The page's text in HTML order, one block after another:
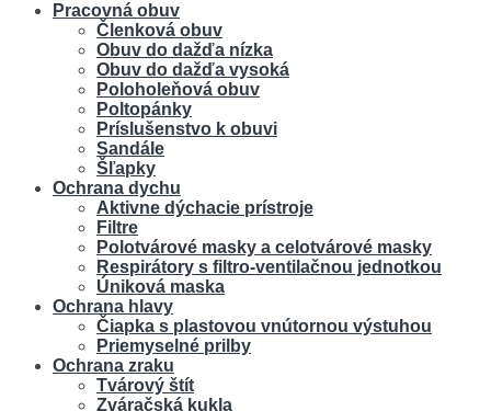
Pracovná obuv
Členková obuv
Obuv do dažďa nízka
Obuv do dažďa vysoká
Poloholeňová obuv
Poltopánky
Príslušenstvo k obuvi
Sandále
Šľapky
Ochrana dychu
Aktivne dýchacie prístroje
Filtre
Polotvárové masky a celotvárové masky
Respirátory s filtro-ventilačnou jednotkou
Úniková maska
Ochrana hlavy
Čiapka s plastovou vnútornou výstuhou
Priemyselné prilby
Ochrana zraku
Tvárový štít
Zváračská kukla